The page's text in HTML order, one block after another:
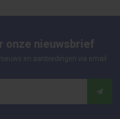
onze nieuwsbrief
en aanbiedingen via email